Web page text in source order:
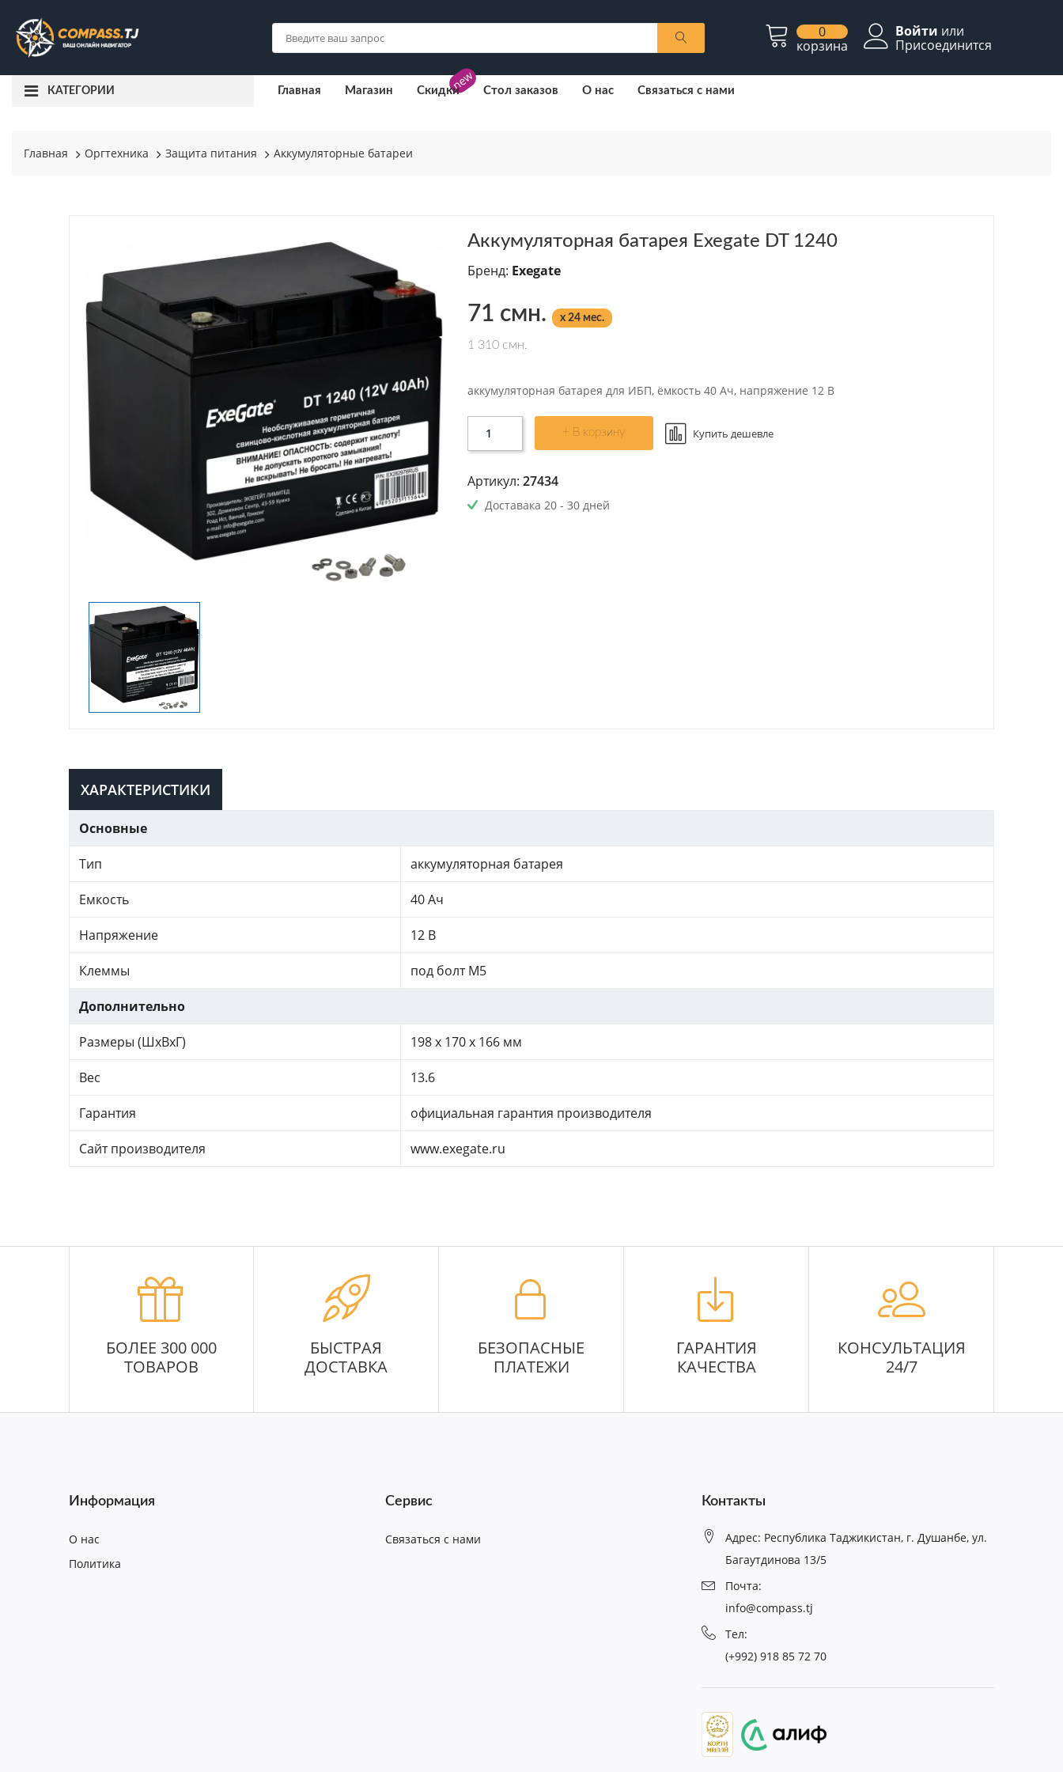
0
корзина
Войти или
Присоединится
КАТЕГОРИИ Главная Магазин new
Скидки Стол заказов О нас Связаться с нами
Главная Оргтехника Защита питания Аккумуляторные батареи
Аккумуляторная батарея Exegate DT 1240
Бренд: Exegate
71 смн. x 24 мес.
1 310 смн.
аккумуляторная батарея для ИБП, ёмкость 40 Ач, напряжение 12 В
+ В корзину Купить дешевле
Артикул: 27434
Доставака 20 - 30 дней
ХАРАКТЕРИСТИКИ
Основные
Тип аккумуляторная батарея
Емкость 40 Ач
Напряжение 12 В
Клеммы под болт M5
Дополнительно
Размеры (ШхВхГ) 198 x 170 x 166 мм
Вес 13.6
Гарантия официальная гарантия производителя
Сайт производителя www.exegate.ru
БОЛЕЕ 300 000
ТОВАРОВ
БЫСТРАЯ
ДОСТАВКА
БЕЗОПАСНЫЕ
ПЛАТЕЖИ
ГАРАНТИЯ
КАЧЕСТВА
КОНСУЛЬТАЦИЯ
24/7
Информация
О нас
Политика
Сервис
Связаться с нами
Контакты
Адрес: Республика Таджикистан, г. Душанбе, ул.
Багаутдинова 13/5
Почта:
info@compass.tj
Тел:
(+992) 918 85 72 70